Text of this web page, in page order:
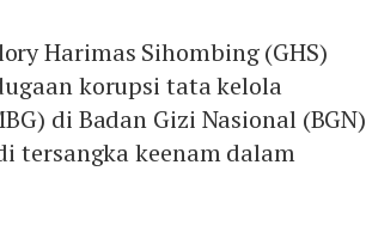
Harimas Sihombing (GHS)
korupsi tata kelola
di Badan Gizi Nasional (BGN)
tersangka keenam dalam